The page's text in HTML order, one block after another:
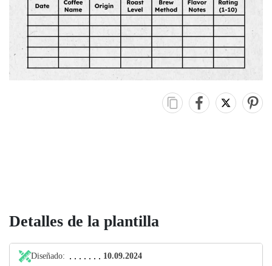
Detalles de la plantilla
Diseñado: 10.09.2024